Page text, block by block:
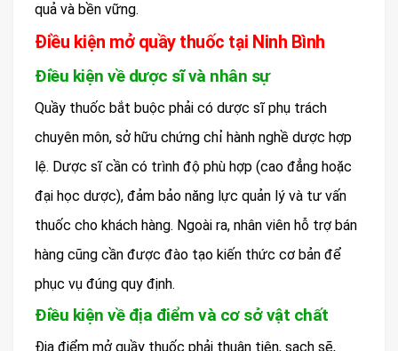
quả và bền vững.
Điều kiện mở quầy thuốc tại Ninh Bình
Điều kiện về dược sĩ và nhân sự
Quầy thuốc bắt buộc phải có dược sĩ phụ trách
chuyên môn, sở hữu chứng chỉ hành nghề dược hợp
lệ. Dược sĩ cần có trình độ phù hợp (cao đẳng hoặc
đại học dược), đảm bảo năng lực quản lý và tư vấn
thuốc cho khách hàng. Ngoài ra, nhân viên hỗ trợ bán
hàng cũng cần được đào tạo kiến thức cơ bản để
phục vụ đúng quy định.
Điều kiện về địa điểm và cơ sở vật chất
Địa điểm mở quầy thuốc phải thuận tiện, sạch sẽ,